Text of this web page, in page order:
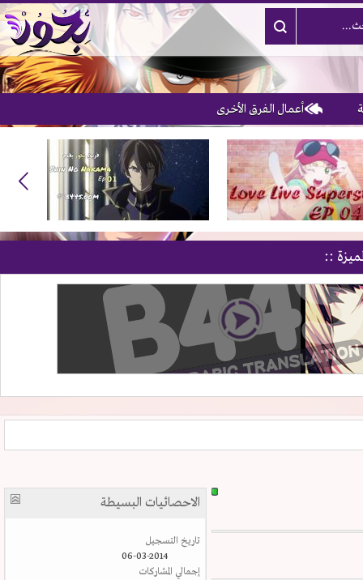
أعمال الفرق الأخرى
::
الاحصائيات البسيطة
تاريخ التسجيل
06-03-2014
إجمالي المشاركات